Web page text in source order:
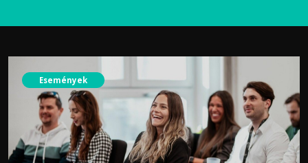
Események